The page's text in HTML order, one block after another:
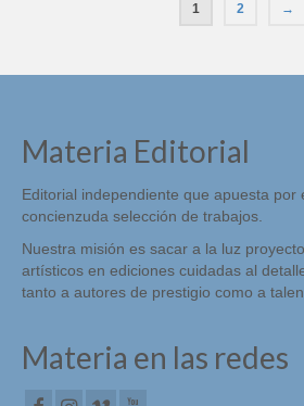
1 2 →
Materia Editorial
Editorial independiente que apuesta por
concienzuda selección de trabajos.
Nuestra misión es sacar a la luz
artísticos en ediciones cuidadas al
tanto a autores de prestigio como a
Materia en las redes